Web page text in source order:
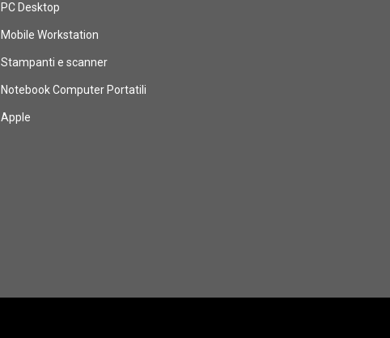
PC Desktop
Mobile Workstation
Stampanti e scanner
Notebook Computer Portatili
Apple